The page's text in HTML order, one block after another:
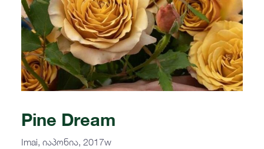
Pine Dream
Imai, იაპონია, 2017w